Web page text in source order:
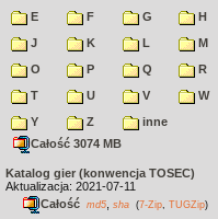
E
F G H
J
K L M
O
P Q R
T
U V W
Y
Z
inne
Całość 3074 MB
Katalog gier (konwencja TOSEC)
Aktualizacja: 2021-07-11
Całość md5 sha (7-Zip TUGZip)